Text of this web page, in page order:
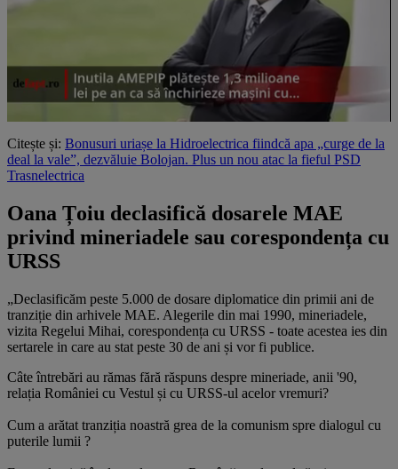
Citește și: Bonusuri uriașe la Hidroelectrica fiindcă apa „curge de la
deal la vale”, dezvăluie Bolojan. Plus un nou atac la fieful PSD
Trasnelectrica
Oana Țoiu declasifică dosarele MAE
privind mineriadele sau corespondența cu
URSS
„Declasificăm peste 5.000 de dosare diplomatice din primii ani de
tranziție din arhivele MAE. Alegerile din mai 1990, mineriadele,
vizita Regelui Mihai, corespondența cu URSS - toate acestea ies din
sertarele in care au stat peste 30 de ani și vor fi publice.
Câte întrebări au rămas fără răspuns despre mineriade, anii '90,
relația României cu Vestul și cu URSS-ul acelor vremuri?
Cum a arătat tranziția noastră grea de la comunism spre dialogul cu
puterile lumii ?